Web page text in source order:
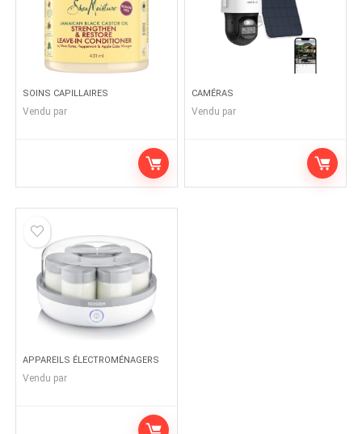
SOINS CAPILLAIRES
Vendu par
CAMÉRAS
Vendu par
APPAREILS ÉLECTROMÉNAGERS
Vendu par